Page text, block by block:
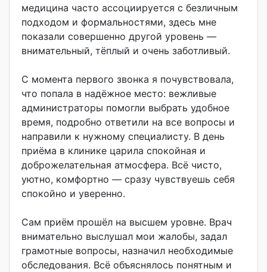
медицина часто ассоциируется с безличным
подходом и формальностями, здесь мне
показали совершенно другой уровень —
внимательный, тёплый и очень заботливый.
С момента первого звонка я почувствовала,
что попала в надёжное место: вежливые
администраторы помогли выбрать удобное
время, подробно ответили на все вопросы и
направили к нужному специалисту. В день
приёма в клинике царила спокойная и
доброжелательная атмосфера. Всё чисто,
уютно, комфортно — сразу чувствуешь себя
спокойно и уверенно.
Сам приём прошёл на высшем уровне. Врач
внимательно выслушал мои жалобы, задал
грамотные вопросы, назначил необходимые
обследования. Всё объяснялось понятным и